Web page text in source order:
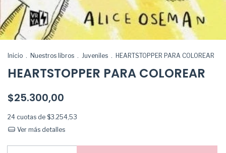
Inicio . Nuestros libros . Juveniles . HEARTSTOPPER PARA COLOREAR
HEARTSTOPPER PARA COLOREAR
$25.300,00
24 cuotas de $3.254,53
Ver más detalles